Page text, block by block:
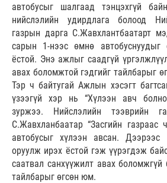
автобусыг шалгаад тэнцэхгүй
нийслэлийн удирдлага болоод
газрын дарга С.Жавхлантбаатарт
сарын 1-нээс өмнө автобуснуудыг
ёстой. Энэ ажлыг саадгүй
авах боломжтой гэдгийг тайлбарыг
Тэр ч байтугай Ажлын хэсэгт
үзээгүй хэр нь “Хүлээн авч
зуржээ. Нийслэлийн тээврийн
С.Жавхланбаатар “Засгийн газраас
автобусыг хүлээн авсан.
оруулж ирэх ёстой гэж үүрэгдэж
саатвал санхүүжилт авах боломжгүй
тайлбарыг өгсөн юм.